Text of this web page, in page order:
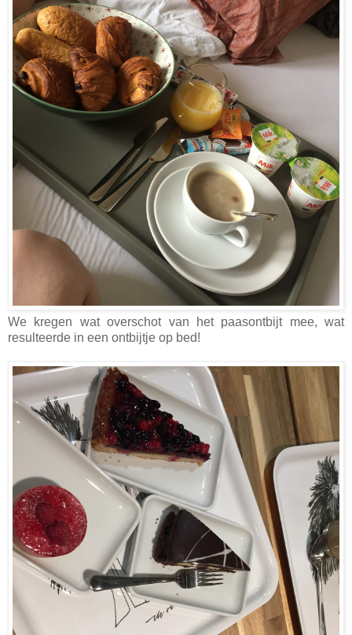
We kregen wat overschot van het paasontbijt mee, wat
resulteerde in een ontbijtje op bed!